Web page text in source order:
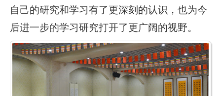
自己的研究和学习有了更深刻的认识，也为今
后进一步的学习研究打开了更广阔的视野。